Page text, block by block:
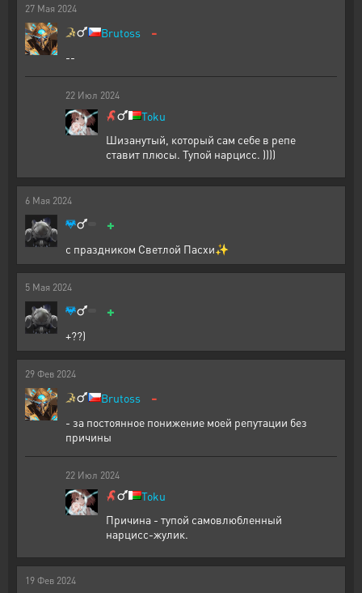
27 Мая 2024
Brutoss -
--
22 Июл 2024
Toku
Шизанутый, который сам себе в репе
ставит плюсы. Тупой нарцисс. ))))
6 Мая 2024
+
с праздником Светлой Пасхи✨
5 Мая 2024
+
+??)
29 Фев 2024
Brutoss -
- за постоянное понижение моей репутации без
причины
22 Июл 2024
Toku
Причина - тупой самовлюбленный
нарцисс-жулик.
19 Фев 2024